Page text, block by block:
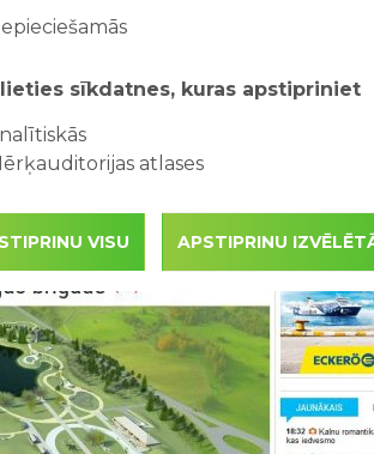
www.delfi.lv/turismagids/...
sīkdatnes, kuras apstipriniet
atlases
VISU APSTIPRINU